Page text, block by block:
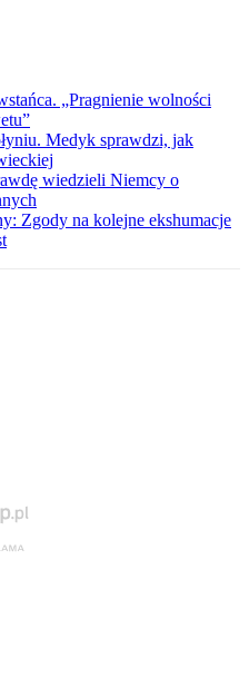
„Pragnienie wolności
Medyk sprawdzi, jak
wiedzieli Niemcy o
Zgody na kolejne ekshumacje